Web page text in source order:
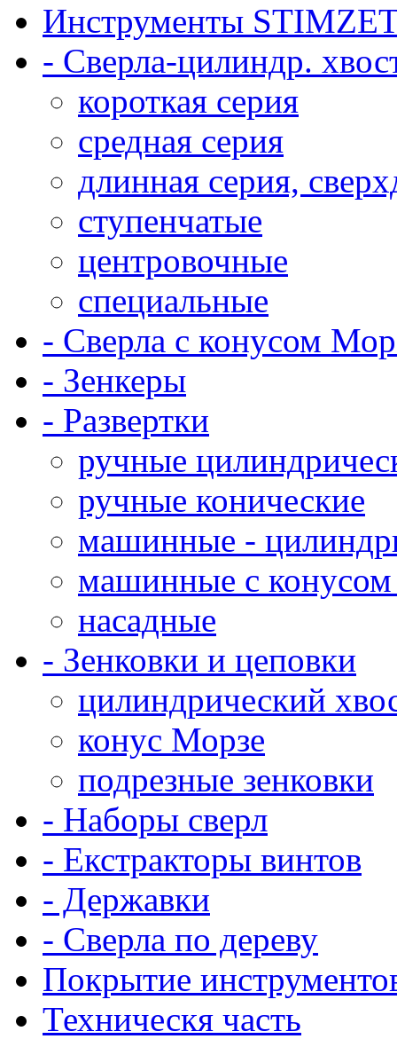
Инструменты
- Сверла-цилиндр.
короткая серия
средная серия
длинная серия,
ступенчатые
центровочные
специальные
- Сверла с конусом
- Зенкеры
- Развертки
ручные
ручные конические
машинные -
машинные с
насадные
- Зенковки и цеповки
цилиндрический
конус Морзе
подрезные зенковки
- Наборы сверл
- Екстракторы винтов
- Державки
- Сверла по дереву
Покрытие
Техническя часть